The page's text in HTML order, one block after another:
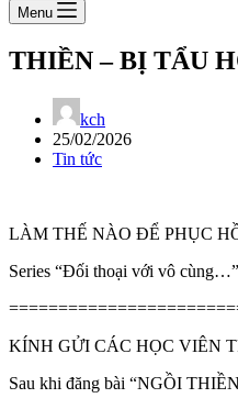
Menu
THIỀN – BỊ TẨU
kch
25/02/2026
Tin tức
LÀM THẾ NÀO ĐỂ PHỤC
Series “Đối thoại với vô cùng…”
KÍNH GỬI CÁC HỌC VIÊN
Sau khi đăng bài “NGỒI